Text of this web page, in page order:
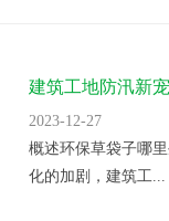
建筑工地防汛新
分析
2023-12-27
概述环保草袋子哪
化的加剧，建筑工...